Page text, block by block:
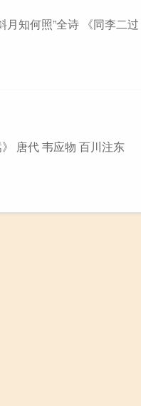
月知何照”全诗 《同李二过
唐代 韦应物 百川注东